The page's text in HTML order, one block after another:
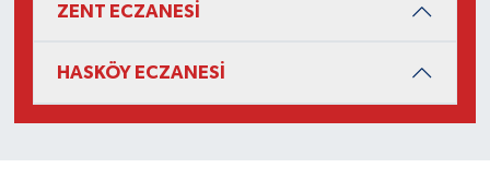
ZENT ECZANESİ
HASKÖY ECZANESİ